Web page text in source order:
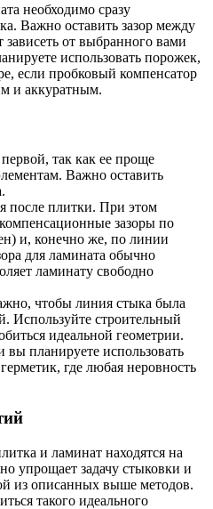
необходимо сразу
Важно оставить зазор между
от выбранного вами
использовать порожек,
если пробковый компенсатор
и аккуратным.
так как ее проще
Важно оставить
после плитки. При этом
зазоры по
и, конечно же, по линии
для ламината обычно
ламинату свободно
чтобы линия стыка была
Используйте строительный
идеальной геометрии.
вы планируете использовать
где любая неровность
и ламинат находятся на
упрощает задачу стыковки и
из описанных выше методов.
такого идеального